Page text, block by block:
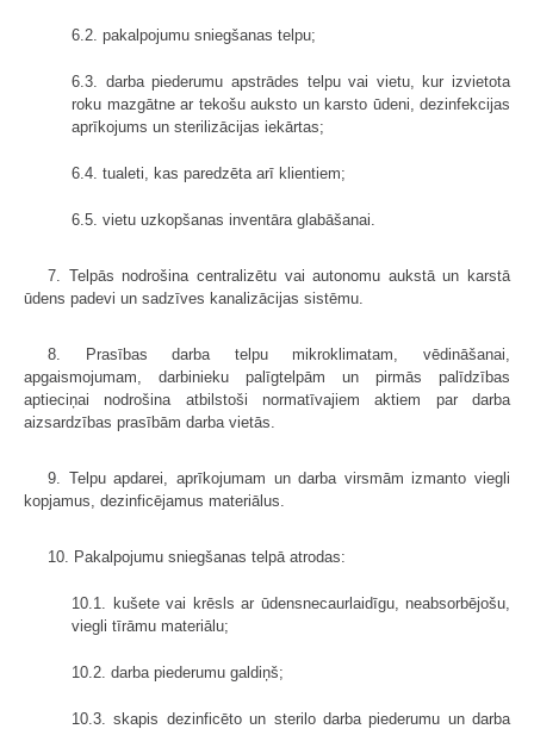
6.2. pakalpojumu sniegšanas telpu;
6.3. darba piederumu apstrādes telpu vai vietu, kur izvietota
roku mazgātne ar tekošu auksto un karsto ūdeni, dezinfekcijas
aprīkojums un sterilizācijas iekārtas;
6.4. tualeti, kas paredzēta arī klientiem;
6.5. vietu uzkopšanas inventāra glabāšanai.
7. Telpās nodrošina centralizētu vai autonomu aukstā un karstā
ūdens padevi un sadzīves kanalizācijas sistēmu.
8. Prasības darba telpu mikroklimatam, vēdināšanai,
apgaismojumam, darbinieku palīgtelpām un pirmās palīdzības
aptieciņai nodrošina atbilstoši normatīvajiem aktiem par darba
aizsardzības prasībām darba vietās.
9. Telpu apdarei, aprīkojumam un darba virsmām izmanto viegli
kopjamus, dezinficējamus materiālus.
10. Pakalpojumu sniegšanas telpā atrodas:
10.1. kušete vai krēsls ar ūdensnecaurlaidīgu, neabsorbējošu,
viegli tīrāmu materiālu;
10.2. darba piederumu galdiņš;
10.3. skapis dezinficēto un sterilo darba piederumu un darba